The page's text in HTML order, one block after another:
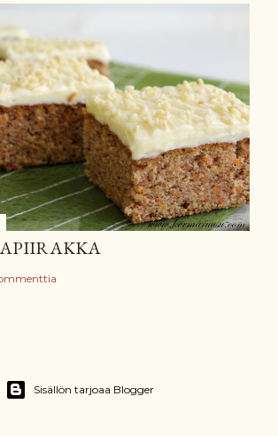
Sisällön tarjoaa Blogger